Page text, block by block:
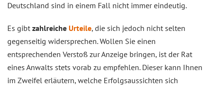
Deutschland sind in einem Fall nicht immer eindeutig.
Es gibt zahlreiche Urteile, die sich jedoch nicht selten
gegenseitig widersprechen. Wollen Sie einen
entsprechenden Verstoß zur Anzeige bringen, ist der Rat
eines Anwalts stets vorab zu empfehlen. Dieser kann Ihnen
im Zweifel erläutern, welche Erfolgsaussichten sich